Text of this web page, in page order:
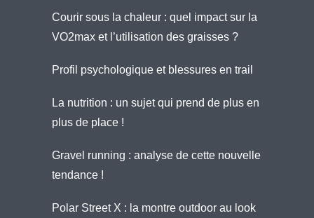
Courir sous la chaleur : quel impact sur la
VO2max et l’utilisation des graisses ?
Profil psychologique et blessures en trail
La nutrition : un sujet qui prend de plus en
plus de place !
Gravel running : analyse de cette nouvelle
tendance !
Polar Street X : la montre outdoor au look